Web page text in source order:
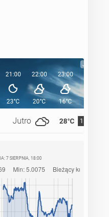
Jutro 28°C 11°C
21:00
23°C
22:00
20°C
23:00
16°C
Jutro
00:00
7 SIERPNIA, 18:00